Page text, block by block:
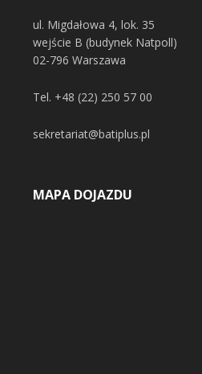
ul. Migdałowa 4, lok. 35
wejście B (budynek Natpoll)
02-796 Warszawa
Tel. +48 (22) 250 57 00
sekretariat@batiplus.pl
MAPA DOJAZDU